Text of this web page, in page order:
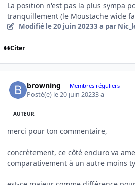
La position n'est pas la plus sympa
tranquillement (le Moustache wide
Modifié le 20 juin 20233 a par
Citer
browning Membres réguliers
Posté(e) le 20 juin 20233 a
AUTEUR
merci pour ton commentaire,
concrètement, ce côté enduro va
comparativement à un autre moins